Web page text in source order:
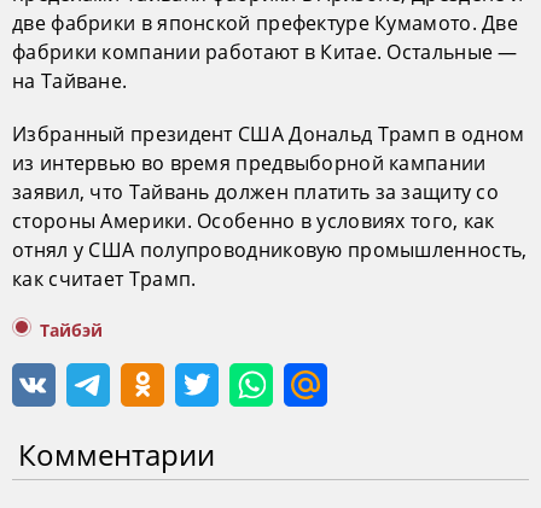
две фабрики в японской префектуре Кумамото. Две
фабрики компании работают в Китае. Остальные —
на Тайване.
Избранный президент США Дональд Трамп в одном
из интервью во время предвыборной кампании
заявил, что Тайвань должен платить за защиту со
стороны Америки. Особенно в условиях того, как
отнял у США полупроводниковую промышленность,
как считает Трамп.
Тайбэй
Комментарии